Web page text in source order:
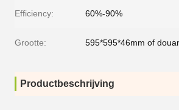
Efficiency: 60%-90%
Grootte: 595*595*46mm of
Productbeschrijving